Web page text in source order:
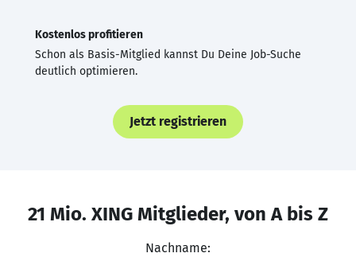
Kostenlos profitieren
Schon als Basis-Mitglied kannst Du Deine Job-Suche
deutlich optimieren.
Jetzt registrieren
21 Mio. XING Mitglieder, von A bis Z
Nachname: